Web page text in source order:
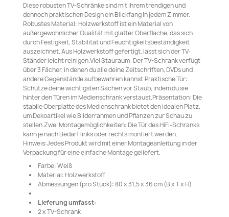
Diese robusten TV-Schränke sind mit ihrem trendigen und
dennoch praktischen Design ein Blickfang in jedem Zimmer.
Robustes Material: Holzwerkstoff ist ein Material von
außergewöhnlicher Qualität mit glatter Oberfläche, das sich
durch Festigkeit, Stabilität und Feuchtigkeitsbeständigkeit
auszeichnet. Aus Holzwerkstoff gefertigt, lässt sich der TV-
Ständer leicht reinigen.Viel Stauraum: Der TV-Schrank verfügt
über 3 Fächer, in denen du alle deine Zeitschriften, DVDs und
andere Gegenstände aufbewahren kannst.Praktische Tür:
Schütze deine wichtigsten Sachen vor Staub, indem du sie
hinter den Türen im Medienschrank verstaust.Präsentation: Die
stabile Oberplatte des Medienschrank bietet den idealen Platz,
um Dekoartikel wie Bilderrahmen und Pflanzen zur Schau zu
stellen.Zwei Montagemöglichkeiten: Die Tür des HiFi-Schranks
kann je nach Bedarf links oder rechts montiert werden.
Hinweis:Jedes Produkt wird mit einer Montageanleitung in der
Verpackung für eine einfache Montage geliefert.
Farbe: Weiß
Material: Holzwerkstoff
Abmessungen (pro Stück): 80 x 31,5 x 36 cm (B x T x H)
Lieferung umfasst:
2 x TV-Schrank